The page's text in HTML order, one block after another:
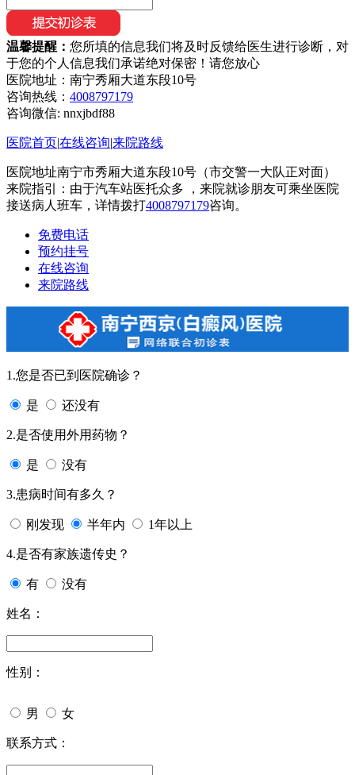
温馨提醒： 您所填的信息我们将及时反馈给医生进行诊断，对
于您的个人信息我们承诺绝对保密！请您放心
医院地址：南宁秀厢大道东段10号
咨询热线： 4008797179
咨询微信: nnxjbdf88
医院首页|在线咨询|来院路线
医院地址南宁市秀厢大道东段10号（市交警一大队正对面）
来院指引：由于汽车站医托众多 ，来院就诊朋友可乘坐医院
接送病人班车，详情拨打4008797179咨询。
免费电话
预约挂号
在线咨询
来院路线
1.您是否已到医院确诊？
是 还没有
2.是否使用外用药物？
是 没有
3.患病时间有多久？
刚发现 半年内 1年以上
4.是否有家族遗传史？
有 没有
姓名：
性别：
男 女
联系方式：